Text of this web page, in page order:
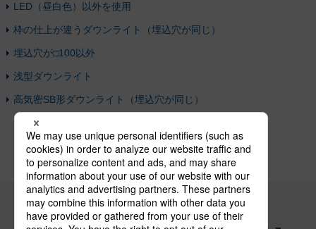
LED（昼白色）以外を使用
枠の仕上が違うダウンライト（埋込穴が同じ）
埋込穴が□100以外
浅型ダウンライト
高気密SB形ダウンライト（埋込穴が同じ）
パナソニックの電気設備 SNSアカウント